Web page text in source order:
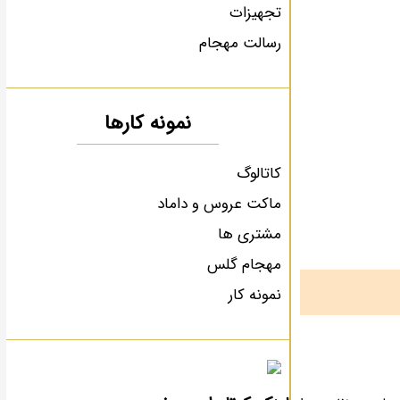
تجهیزات
رسالت مهجام
نمونه کارها
کاتالوگ
ماکت عروس و داماد
مشتری ها
مهجام گلس
نمونه کار